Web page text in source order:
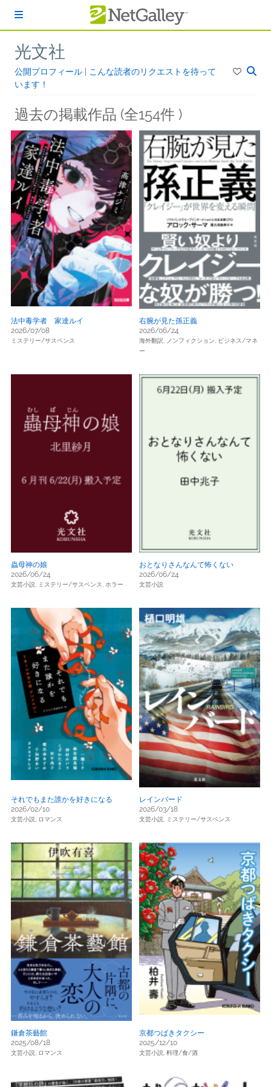
光文社
公開プロフィール
こんな読者のリクエストを待って
います！
過去の掲載作品 (全154件 )
法中毒学者 家達ルイ
2026/07/08
ミステリー/サスペンス
右腕が見た孫正義
2026/06/24
海外翻訳, ノンフィクション,
ビジネス/マネ
ー
蟲母神の娘
2026/06/24
文芸小説, ミステリー/サスペンス, ホラー
おとなりさんなんて怖くない
2026/06/24
文芸小説
それでもまた誰かを好きになる
2026/02/10
文芸小説, ロマンス
レインバード
2026/03/18
文芸小説, ミステリー/サスペンス
鎌倉茶藝館
2025/08/18
文芸小説, ロマンス
京都つばきタクシー
2025/12/10
文芸小説, 料理/食/酒